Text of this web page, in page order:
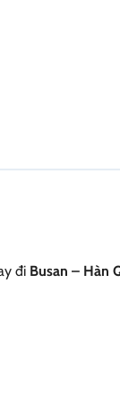
đi Busan – Hàn